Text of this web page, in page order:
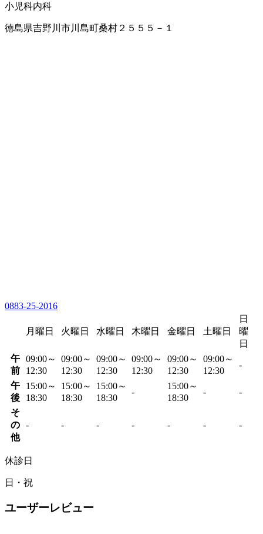
小児科内科
徳島県吉野川市川島町桑村２５５５－１
0883-25-2016
月曜日 火曜日 水曜日 木曜日 金曜日 土曜日
日
曜
日
午
前
09:00～
12:30
09:00～
12:30
09:00～
12:30
09:00～
12:30
09:00～
12:30
09:00～
12:30
-
午
後
15:00～
18:30
15:00～
18:30
15:00～
18:30
-
15:00～
18:30
- -
そ
の
他
- - - - - - -
休診日
日・祝
ユーザーレビュー